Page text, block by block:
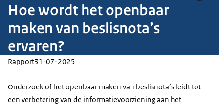
Hoe wordt het openbaar
maken van beslisnota’s
ervaren?
Rapport31-07-2025
Onderzoek of het openbaar maken van beslisnota’s leidt tot
een verbetering van de informatievoorziening aan het